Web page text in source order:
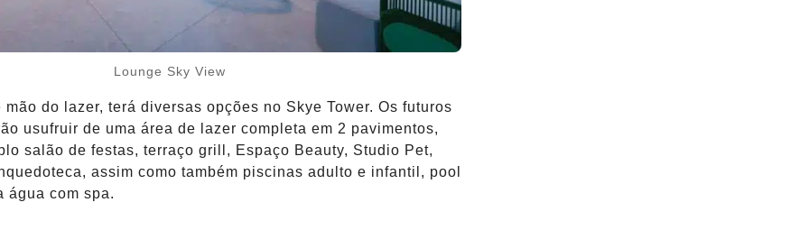
Lounge Sky View
mão do lazer, terá diversas opções no Skye Tower. Os futuros
usufruir de uma área de lazer completa em 2 pavimentos,
salão de festas, terraço grill, Espaço Beauty, Studio Pet,
assim como também piscinas adulto e infantil, pool
água com spa.